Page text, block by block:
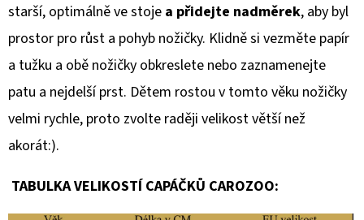
starší, optimálně ve stoje a přidejte nadměrek, aby byl
prostor pro růst a pohyb nožičky. Klidně si vezměte papír
a tužku a obě nožičky obkreslete nebo zaznamenejte
patu a nejdelší prst. Dětem rostou v tomto věku nožičky
velmi rychle, proto zvolte raději velikost větší než
akorát:).
TABULKA VELIKOSTÍ CAPÁČKŮ CAROZOO: